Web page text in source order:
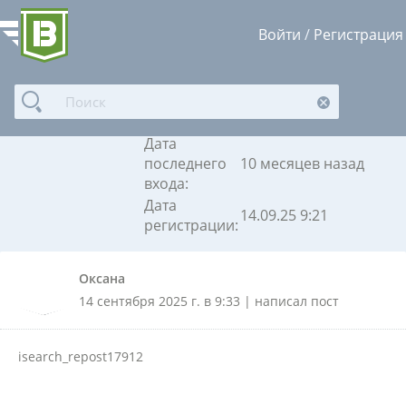
Войти / Регистрация
Оксана
Дата
последнего
входа:
10 месяцев назад
Дата
регистрации:14.09.25 9:21
Оксана
14 сентября 2025 г. в 9:33 | написал пост
isearch_repost17912